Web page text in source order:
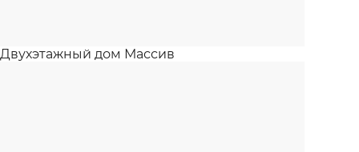
Двухэтажный дом Массив